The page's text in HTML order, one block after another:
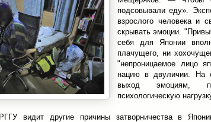
подсовывали еду».
взрослого человека и
скрывать эмоции.
себя для Японии
плачущего, ни
"непроницаемое лицо
нацию в двуличии. На
выход эмоциям,
психологическую
видит другие причины затворничества в